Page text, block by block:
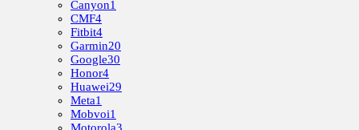
Canyon1
CMF4
Fitbit4
Garmin20
Google30
Honor4
Huawei29
Meta1
Mobvoi1
Motorola3